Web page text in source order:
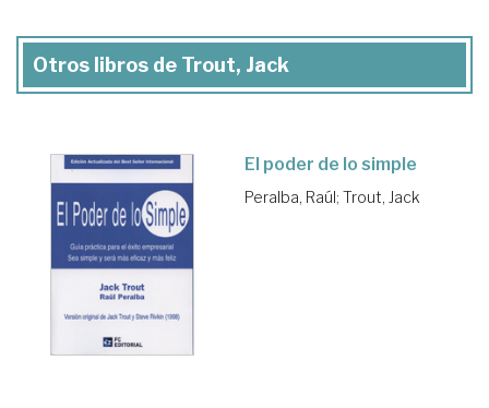
Otros libros de Trout, Jack
El poder de lo simple
Peralba, Raúl; Trout, Jack